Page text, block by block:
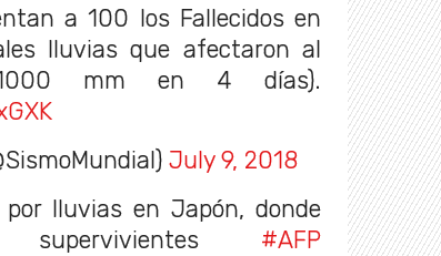
a 100 los Fallecidos en
lluvias que afectaron al
mm en 4 días).
July 9, 2018
lluvias en Japón, donde
supervivientes #AFP